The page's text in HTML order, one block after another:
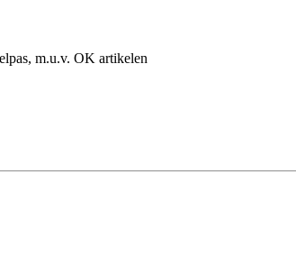
m.u.v. OK artikelen